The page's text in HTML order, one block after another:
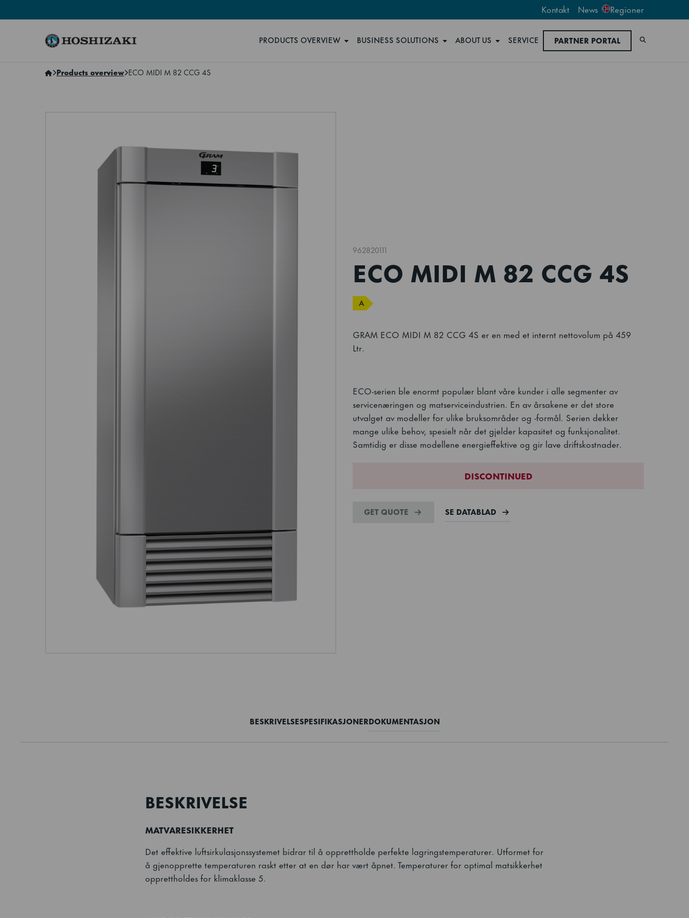
Kontakt News Regioner
PRODUCTS OVERVIEW BUSINESS SOLUTIONS ABOUT US SERVICE PARTNER PORTAL Søk
Products overview ECO MIDI M 82 CCG 4S
962820111
ECO MIDI M 82 CCG 4S
A
GRAM ECO MIDI M 82 CCG 4S er en med et internt nettovolum på 459
Ltr.
ECO-serien ble enormt populær blant våre kunder i alle segmenter av
servicenæringen og matserviceindustrien. En av årsakene er det store
utvalget av modeller for ulike bruksområder og -formål. Serien dekker
mange ulike behov, spesielt når det gjelder kapasitet og funksjonalitet.
Samtidig er disse modellene energieffektive og gir lave driftskostnader.
DISCONTINUED
GET QUOTE SE DATABLAD
BESKRIVELSESPESIFIKASJONERDOKUMENTASJON
BESKRIVELSE
MATVARESIKKERHET
Det effektive luftsirkulasjonssystemet bidrar til å opprettholde perfekte lagringstemperaturer. Utformet for
å gjenopprette temperaturen raskt etter at en dør har vært åpnet. Temperaturer for optimal matsikkerhet
opprettholdes for klimaklasse 5.